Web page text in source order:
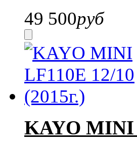
49 500руб
KAYO MINI